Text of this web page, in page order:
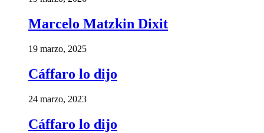
Marcelo Matzkin Dixit
19 marzo, 2025
Cáffaro lo dijo
24 marzo, 2023
Cáffaro lo dijo